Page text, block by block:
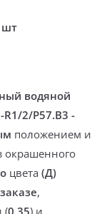
шт
водяной
R1/2/P57.B3 -
положением и
окрашенного
цвета (Д)
,
(0,35) и